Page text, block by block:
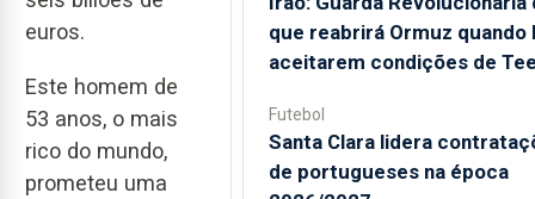
euros.
Este homem de
53 anos, o mais
rico do mundo,
prometeu uma
que reabrirá Ormuz quando
aceitarem condições de
Futebol
Santa Clara lidera
de portugueses na época